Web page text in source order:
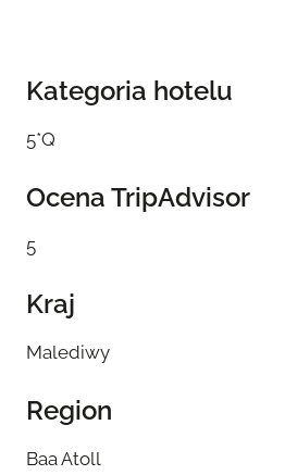
Kategoria hotelu
5*Q
Ocena TripAdvisor
5
Kraj
Malediwy
Region
Baa Atoll